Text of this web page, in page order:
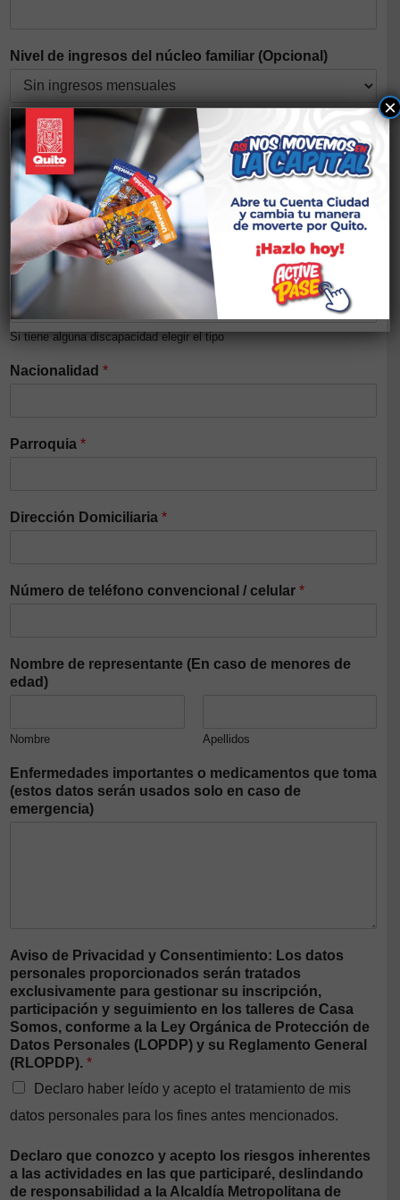
Nivel de ingresos del núcleo familiar (Opcional)
Género
Auto identificación étnica
Discapacidad
Si tiene alguna discapacidad elegir el tipo
Nacionalidad *
Parroquia *
Dirección Domiciliaria *
Número de teléfono convencional / celular *
Nombre de representante (En caso de menores de
edad)
Nombre Apellidos
Enfermedades importantes o medicamentos que toma
(estos datos serán usados solo en caso de
emergencia)
Aviso de Privacidad y Consentimiento: Los datos
personales proporcionados serán tratados
exclusivamente para gestionar su inscripción,
participación y seguimiento en los talleres de Casa
Somos, conforme a la Ley Orgánica de Protección de
Datos Personales (LOPDP) y su Reglamento General
(RLOPDP). *
Declaro haber leído y acepto el tratamiento de mis
datos personales para los fines antes mencionados.
Declaro que conozco y acepto los riesgos inherentes
a las actividades en las que participaré, deslindando
de responsabilidad a la Alcaldía Metropolitana de
×